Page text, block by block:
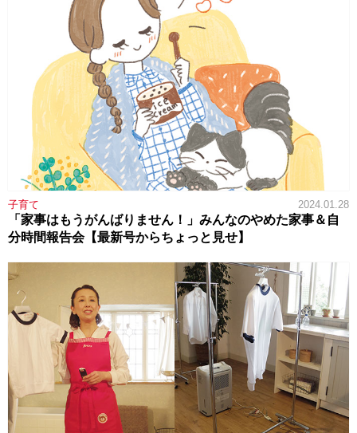
子育て 2024.01.28
「家事はもうがんばりません！」みんなのやめた家事＆自
分時間報告会【最新号からちょっと見せ】